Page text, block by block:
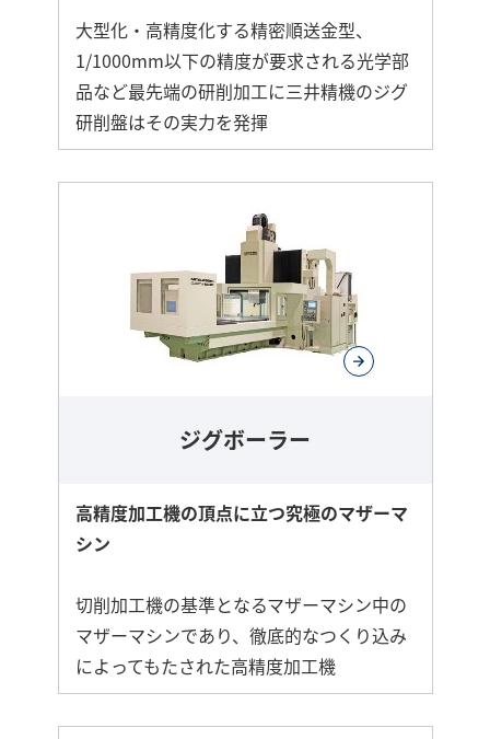
大型化・高精度化する精密順送金型、
1/1000mm以下の精度が要求される光学部
品など最先端の研削加工に三井精機のジグ
研削盤はその実力を発揮
ジグボーラー
高精度加工機の頂点に立つ究極のマザーマ
シン
切削加工機の基準となるマザーマシン中の
マザーマシンであり、徹底的なつくり込み
によってもたされた高精度加工機